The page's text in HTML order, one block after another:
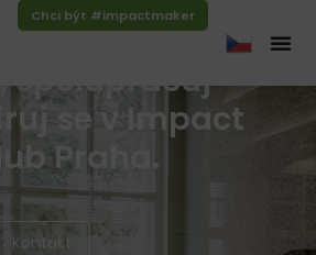
Chci být #impactmaker
spolupracuj
se v Impact
Praha.
Kontakt